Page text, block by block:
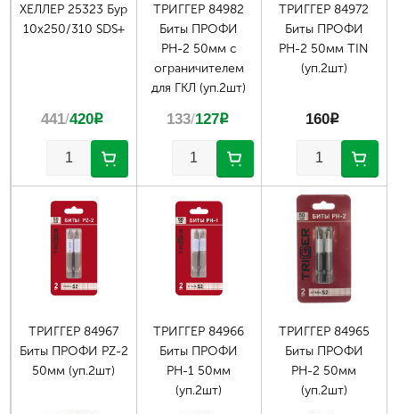
ХЕЛЛЕР 25323 Бур
10х250/310 SDS+
441/420p
ТРИГГЕР 84982
Биты ПРОФИ
РН-2 50мм с
ограничителем
для ГКЛ (уп.2шт)
133/127p
ТРИГГЕР 84972
Биты ПРОФИ
РН-2 50мм TIN
(уп.2шт)
160p
ТРИГГЕР 84967
Биты ПРОФИ РZ-2
50мм (уп.2шт)
ТРИГГЕР 84966
Биты ПРОФИ
РН-1 50мм
(уп.2шт)
ТРИГГЕР 84965
Биты ПРОФИ
РН-2 50мм
(уп.2шт)